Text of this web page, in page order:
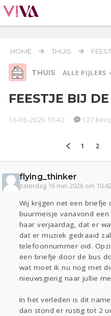
HOME THUIS
THUIS ALLE PIJLERS
Werk & Studie
Seks
Actueel
Oekraïne
Zwanger Psyche
Sport Contact
FEESTJE BIJ
16-05-2026 10:42 127
1 2
flying_thinker
zaterdag 16 mei 2026 om 10:42
Wij krijgen net een briefje
buurmeisje vanavond
haar verjaardag, dat er
dat er muziek gedraaid
telefoonnummer oid.
een briefje door de bus
wat moet ik nu nog met
nieuwsgierig naar jullie
In het verleden is dit
dan stond er rustig tot 2